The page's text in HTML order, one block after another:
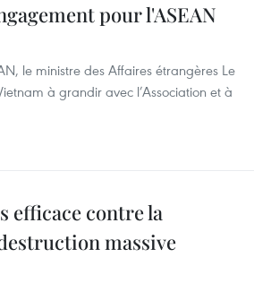
pour l'ASEAN
le ministre des Affaires étrangères Le
à grandir avec l’Association et à
efficace contre la
massive